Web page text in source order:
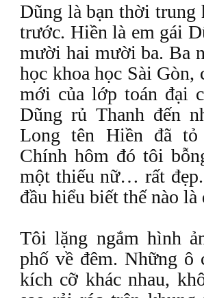
Dũng là bạn thời trung
trước. Hiền là em gái
mười hai mười ba. Ba
học khoa học Sài Gòn,
mới của lớp toán đại
Dũng rủ Thanh đến
Long tên Hiền đã tỏ
Chính hôm đó tôi
một thiếu nữ… rất
đầu hiểu biết thế nào
Tôi lặng ngắm hình
phố về đêm. Những ô
kích cỡ khác nhau,